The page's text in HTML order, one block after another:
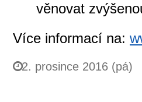
věnovat
Více informací na:
2. prosince 2016 (pá)